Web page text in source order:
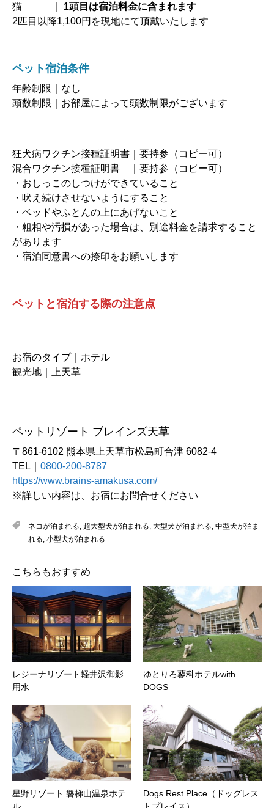
猫 ｜ 1頭目は宿泊料金に含まれます
2匹目以降1,100円を現地にて頂戴いたします
ペット宿泊条件
年齢制限｜なし
頭数制限｜お部屋によって頭数制限がございます
狂犬病ワクチン接種証明書｜要持参（コピー可）
混合ワクチン接種証明書 ｜要持参（コピー可）
・おしっこのしつけができていること
・吠え続けさせないようにすること
・ベッドやふとんの上にあげないこと
・粗相や汚損があった場合は、別途料金を請求すること
があります
・宿泊同意書への捺印をお願いします
ペットと宿泊する際の注意点
お宿のタイプ｜ホテル
観光地｜上天草
ペットリゾート ブレインズ天草
〒861-6102 熊本県上天草市松島町合津 6082-4
TEL｜ 0800-200-8787
https://www.brains-amakusa.com/
※詳しい内容は、お宿にお問合せください
ネコが泊まれる 超大型犬が泊まれる 大型犬が泊まれる 中型犬が泊ま
れる 小型犬が泊まれる
こちらもおすすめ
レジーナリゾート軽井沢御影
用水
ゆとりろ蓼科ホテルwith
DOGS
星野リゾート 磐梯山温泉ホテ
Dogs Rest Place（ドッグレス